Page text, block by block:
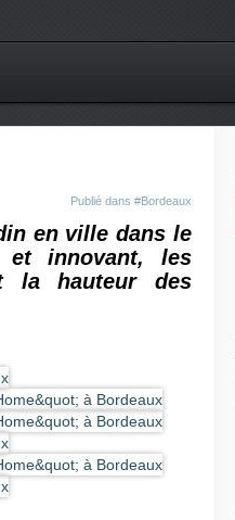
Publié dans #Bordeaux
en ville dans le
et innovant, les
la hauteur des